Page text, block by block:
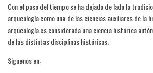
Con el paso del tiempo se ha dejado de lado la
arqueología como una de las ciencias auxiliares de la
arqueología es considerada una ciencia histórica
de las distintas disciplinas históricas.
Siguenos en: